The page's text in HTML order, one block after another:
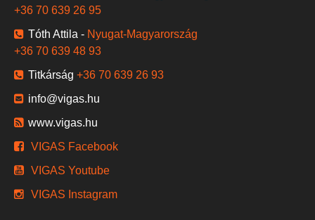
+36 70 639 26 95
Tóth Attila - Nyugat-Magyarország
+36 70 639 48 93
Titkárság +36 70 639 26 93
info@vigas.hu
www.vigas.hu
VIGAS Facebook
VIGAS Youtube
VIGAS Instagram